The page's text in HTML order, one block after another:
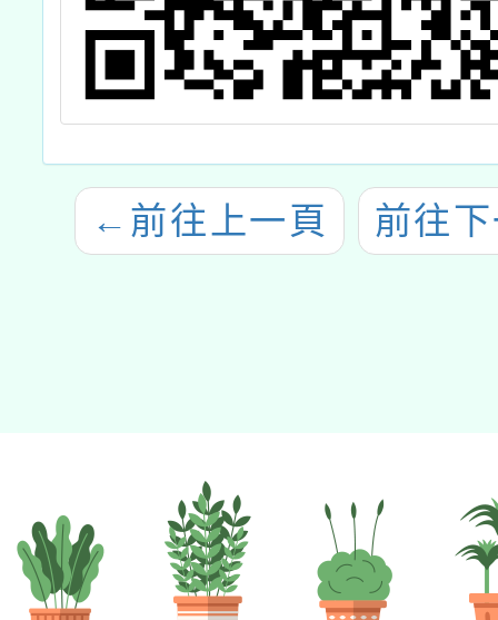
← 前往上一頁 前往